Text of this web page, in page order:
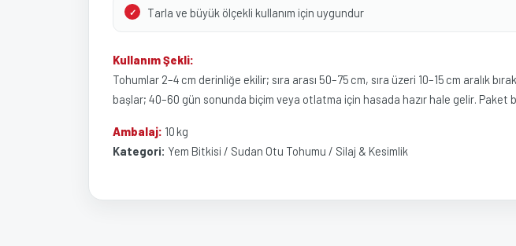
Tarla ve büyük ölçekli kullanım için uygundur
Kullanım Şekli:
Tohumlar 2–4 cm derinliğe ekilir; sıra arası 50–75 cm, sıra üzeri 10–15 cm aralık
başlar; 40–60 gün sonunda biçim veya otlatma için hasada hazır hale gelir. Paket
Ambalaj: 10 kg
Kategori: Yem Bitkisi / Sudan Otu Tohumu / Silaj & Kesimlik